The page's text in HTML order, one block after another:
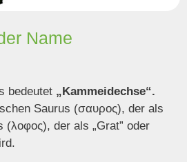
Name
bedeutet „Kammeidechse“.
Saurus (σαυρος), der als
(λοφος), der als „Grat” oder